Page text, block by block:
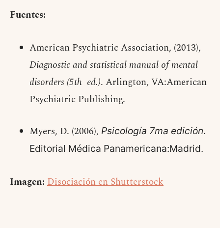
Fuentes:
American Psychiatric Association, (2013),
Diagnostic and statistical manual of mental
disorders (5th ed.). Arlington, VA:American
Psychiatric Publishing.
Myers, D. (2006), Psicología 7ma edición.
Editorial Médica Panamericana:Madrid.
Imagen: Disociación en Shutterstock